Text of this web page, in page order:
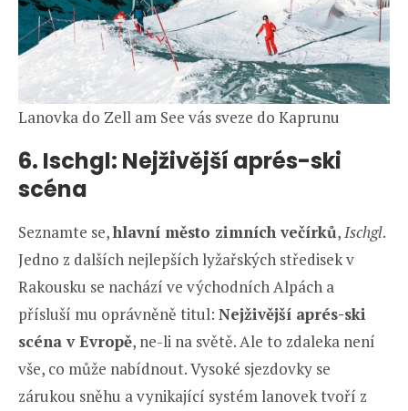
Lanovka do Zell am See vás sveze do Kaprunu
6. Ischgl: Nejživější aprés-ski
scéna
Seznamte se,hlavní město zimních večírků,Ischgl.
Jedno z dalších nejlepších lyžařských středisek v
Rakousku se nachází ve východních Alpách a
přísluší mu oprávněně titul: Nejživější aprés-ski
scéna v Evropě, ne-li na světě. Ale to zdaleka není
vše, co může nabídnout. Vysoké sjezdovky se
zárukou sněhu a vynikající systém lanovek tvoří z